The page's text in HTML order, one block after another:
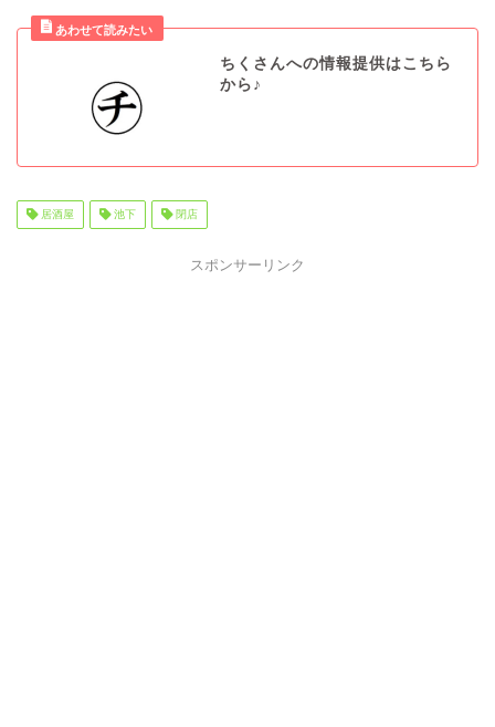
ちくさんへの情報提供はこちら
から♪
居酒屋 池下 閉店
スポンサーリンク